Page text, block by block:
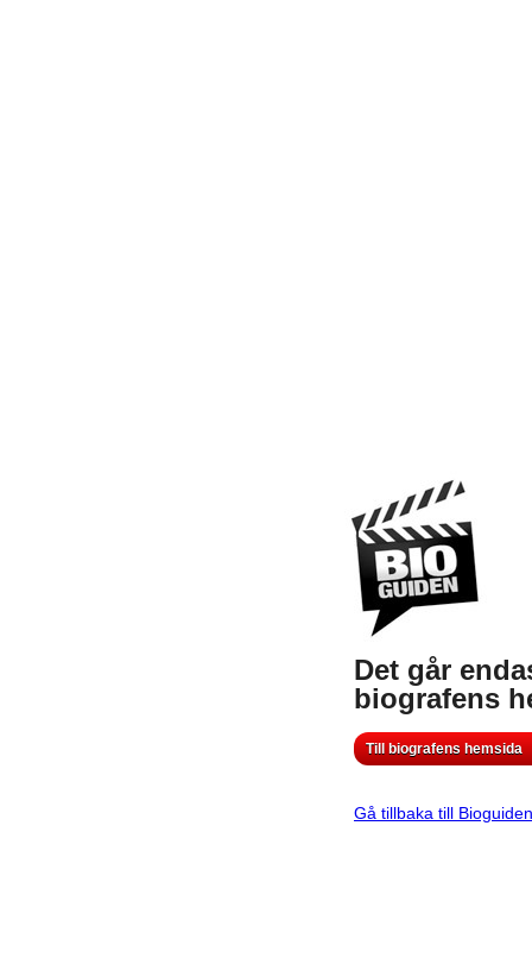
Det går
biografens
Till biografens hemsida
Gå tillbaka till Bioguiden